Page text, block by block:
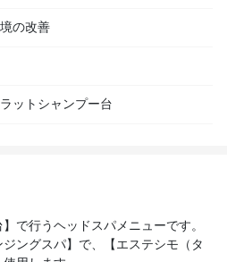
の改善
ットシャンプー台
で行うヘッドスパメニューです。
ングスパ】で、【エステシモ（タ